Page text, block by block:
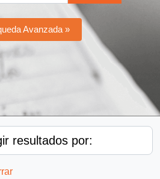
Avanzada »
resultados por: